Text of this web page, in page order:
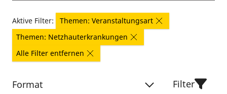
Aktive Filter:
Themen: Veranstaltungsart
Themen: Netzhauterkrankungen
Alle Filter entfernen
Format Filter